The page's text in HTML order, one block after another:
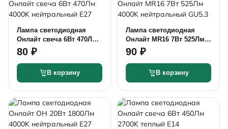
Лампа светодиодная
Онлайт свеча 6Вт 470Лм
4000K нейтральный Е27
80 ₽
В корзину
Лампа светодиодная
Онлайт MR16 7Вт 525Лм
4000K нейтральный
GU5.3
90 ₽
В корзину